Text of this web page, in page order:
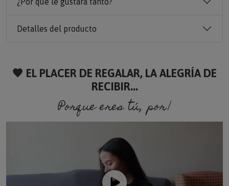
Detalles del producto
🧡 EL PLACER DE REGALAR, LA ALEGRÍA DE
RECIBIR...
Porque eres tú, porque soy